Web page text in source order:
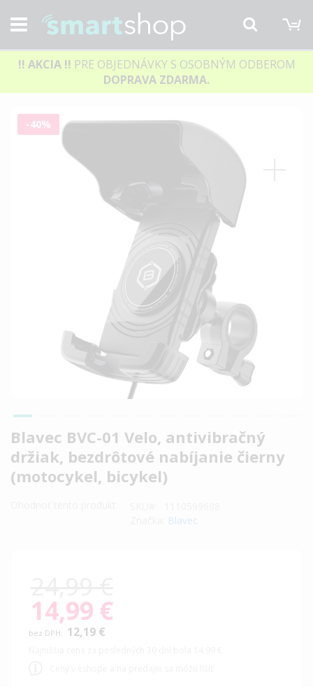
Hľadať
!! AKCIA !! PRE OBJEDNÁVKY S OSOBNÝM ODBEROM
DOPRAVA ZDARMA.
Blavec BVC-01 Velo, antivibračný
držiak, bezdrôtové nabíjanie čierny
(motocykel, bicykel)
Blavec
Special
Price
14,99 €
12,19 €
Preskočiť
-40%
Preskočiť
na
začiatok
galérie